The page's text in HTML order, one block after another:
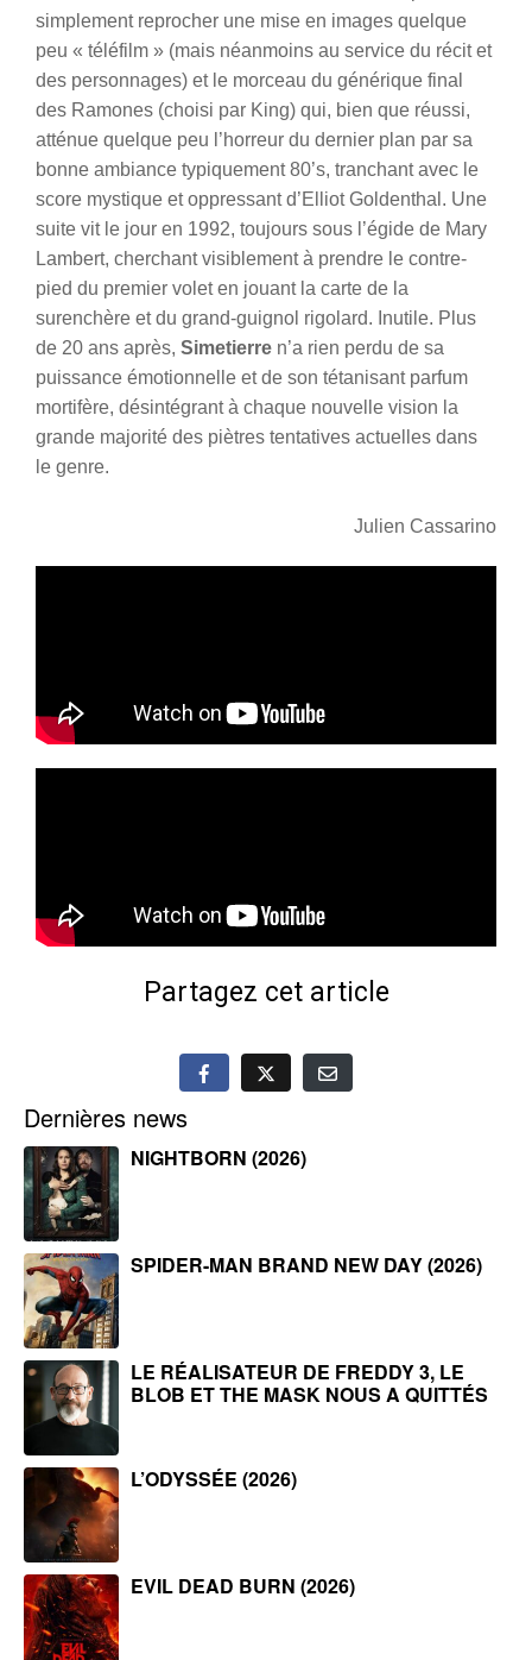
simplement reprocher une mise en images quelque
peu « téléfilm » (mais néanmoins au service du récit et
des personnages) et le morceau du générique final
des Ramones (choisi par King) qui, bien que réussi,
atténue quelque peu l’horreur du dernier plan par sa
bonne ambiance typiquement 80’s, tranchant avec le
score mystique et oppressant d’Elliot Goldenthal. Une
suite vit le jour en 1992, toujours sous l’égide de Mary
Lambert, cherchant visiblement à prendre le contre-
pied du premier volet en jouant la carte de la
surenchère et du grand-guignol rigolard. Inutile. Plus
de 20 ans après, Simetierre n’a rien perdu de sa
puissance émotionnelle et de son tétanisant parfum
mortifère, désintégrant à chaque nouvelle vision la
grande majorité des piètres tentatives actuelles dans
le genre.
Julien Cassarino
Partagez cet article
Dernières news
NIGHTBORN (2026)
SPIDER-MAN BRAND NEW DAY (2026)
LE RÉALISATEUR DE FREDDY 3, LE
BLOB ET THE MASK NOUS A QUITTÉS
L’ODYSSÉE (2026)
EVIL DEAD BURN (2026)